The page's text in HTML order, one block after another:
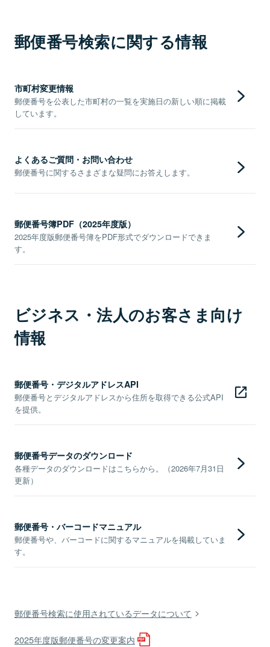
郵便番号検索に関する情報
市町村変更情報
郵便番号を公表した市町村の一覧を実施日の新しい順に掲載
しています。
よくあるご質問・お問い合わせ
郵便番号に関するさまざまな疑問にお答えします。
郵便番号簿PDF（2025年度版）
2025年度版郵便番号簿をPDF形式でダウンロードできま
す。
ビジネス・法人のお客さま向け
情報
郵便番号・デジタルアドレスAPI
郵便番号とデジタルアドレスから住所を取得できる公式API
を提供。
郵便番号データのダウンロード
各種データのダウンロードはこちらから。（2026年7月31日
更新）
郵便番号・バーコードマニュアル
郵便番号や、バーコードに関するマニュアルを掲載していま
す。
郵便番号検索に使用されているデータについて
2025年度版郵便番号の変更案内